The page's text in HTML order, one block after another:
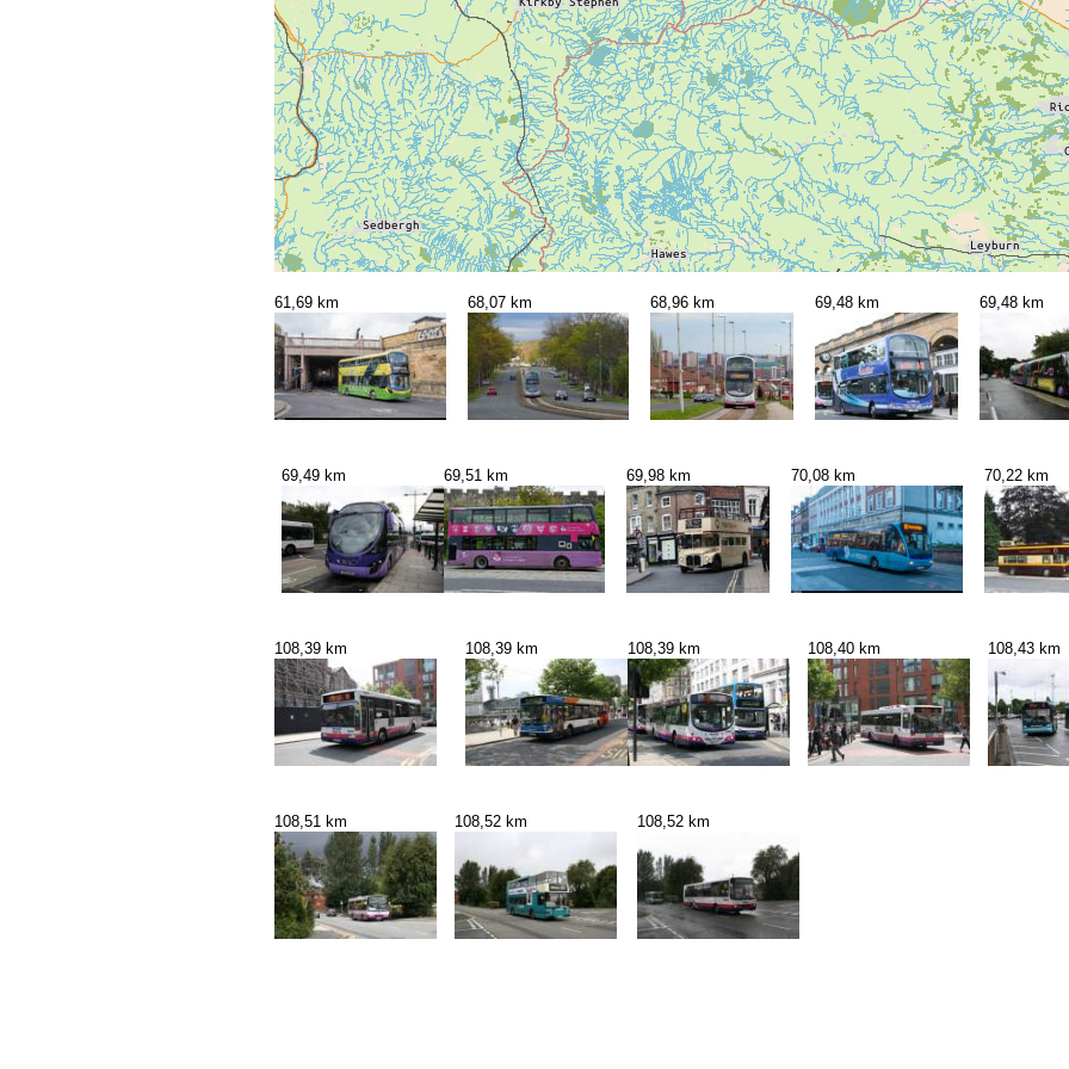
61,69 km 68,07 km 68,96 km 69,48 km 69,48 km
69,49 km 69,51 km 69,98 km 70,08 km 70,22 km
108,39 km 108,39 km 108,39 km 108,40 km 108,43 km
108,51 km 108,52 km 108,52 km